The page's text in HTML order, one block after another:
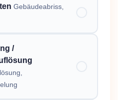
Gebäudeabriss,
/